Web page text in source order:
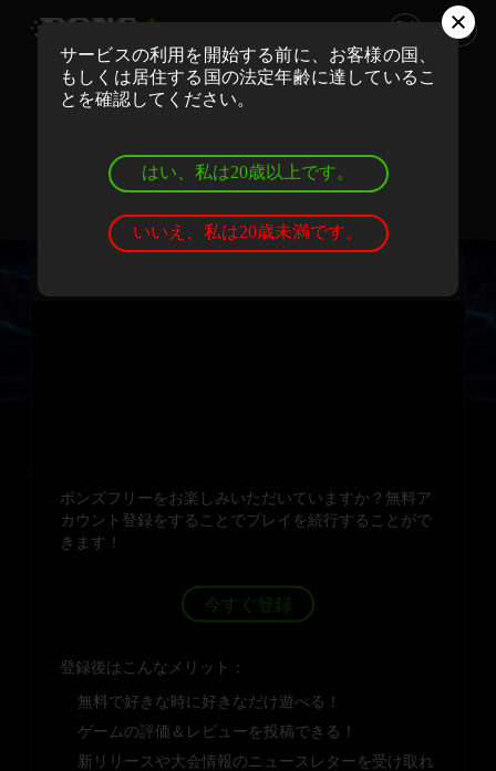
ボンズカジノでリアルマネーでプレイ
ボンズカジノでデモゲームを遊ぼう
登録 ログイン
サービスの利用を開始する前に、お客様の国、
もしくは居住する国の法定年齢に達しているこ
とを確認してください。
はい、私は20歳以上です。
いいえ、私は20歳未満です。
ボンズフリーをお楽しみいただいていますか？無料ア
カウント登録をすることでプレイを続行することがで
きます！
今すぐ登録
登録後はこんなメリット：
無料で好きな時に好きなだけ遊べる！
ゲームの評価＆レビューを投稿できる！
新リリースや大会情報のニュースレターを受け取れ